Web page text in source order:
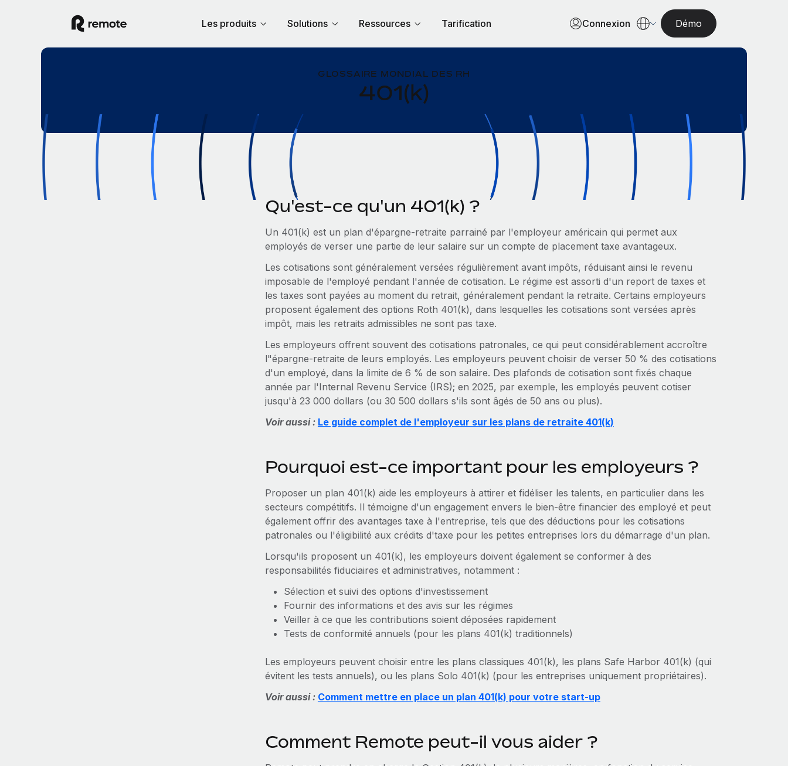
Les produits Solutions Ressources Tarification Connexion Démo
GLOSSAIRE MONDIAL DES RH
401(k)
Qu'est-ce qu'un 401(k) ?
Un 401(k) est un plan d'épargne-retraite parrainé par l'employeur américain qui permet aux
employés de verser une partie de leur salaire sur un compte de placement taxe avantageux.
Les cotisations sont généralement versées régulièrement avant impôts, réduisant ainsi le revenu
imposable de l'employé pendant l'année de cotisation. Le régime est assorti d'un report de taxes et
les taxes sont payées au moment du retrait, généralement pendant la retraite. Certains employeurs
proposent également des options Roth 401(k), dans lesquelles les cotisations sont versées après
impôt, mais les retraits admissibles ne sont pas taxe.
Les employeurs offrent souvent des cotisations patronales, ce qui peut considérablement accroître
l"épargne-retraite de leurs employés. Les employeurs peuvent choisir de verser 50 % des cotisations
d'un employé, dans la limite de 6 % de son salaire. Des plafonds de cotisation sont fixés chaque
année par l'Internal Revenu Service (IRS); en 2025, par exemple, les employés peuvent cotiser
jusqu'à 23 000 dollars (ou 30 500 dollars s'ils sont âgés de 50 ans ou plus).
Voir aussi : Le guide complet de l'employeur sur les plans de retraite 401(k)
Pourquoi est-ce important pour les employeurs ?
Proposer un plan 401(k) aide les employeurs à attirer et fidéliser les talents, en particulier dans les
secteurs compétitifs. Il témoigne d'un engagement envers le bien-être financier des employé et peut
également offrir des avantages taxe à l'entreprise, tels que des déductions pour les cotisations
patronales ou l'éligibilité aux crédits d'taxe pour les petites entreprises lors du démarrage d'un plan.
Lorsqu'ils proposent un 401(k), les employeurs doivent également se conformer à des
responsabilités fiduciaires et administratives, notamment :
Sélection et suivi des options d'investissement
Fournir des informations et des avis sur les régimes
Veiller à ce que les contributions soient déposées rapidement
Tests de conformité annuels (pour les plans 401(k) traditionnels)
Les employeurs peuvent choisir entre les plans classiques 401(k), les plans Safe Harbor 401(k) (qui
évitent les tests annuels), ou les plans Solo 401(k) (pour les entreprises uniquement propriétaires).
Voir aussi : Comment mettre en place un plan 401(k) pour votre start-up
Comment Remote peut-il vous aider ?